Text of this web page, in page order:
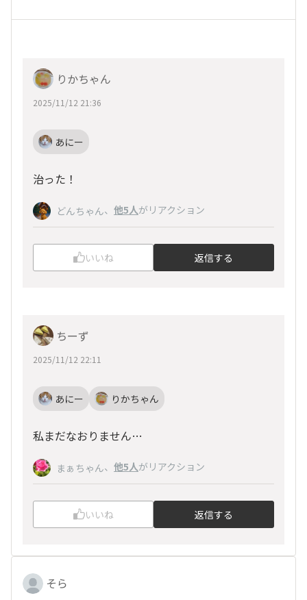
りかちゃん
2025/11/12 21:36
あにー
治った！
どんちゃん、 他5人がリアクション
いいね 返信する
ちーず
2025/11/12 22:11
あにー りかちゃん
私まだなおりません…
まぁちゃん、 他5人がリアクション
いいね 返信する
そら